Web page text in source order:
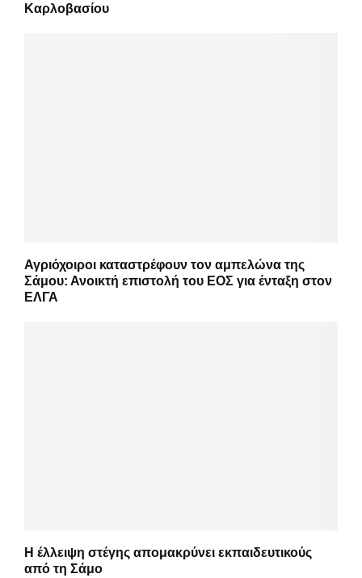
Καρλοβασίου
Αγριόχοιροι καταστρέφουν τον αμπελώνα της
Σάμου: Ανοικτή επιστολή του ΕΟΣ για ένταξη στον
ΕΛΓΑ
Η έλλειψη στέγης απομακρύνει εκπαιδευτικούς
από τη Σάμο